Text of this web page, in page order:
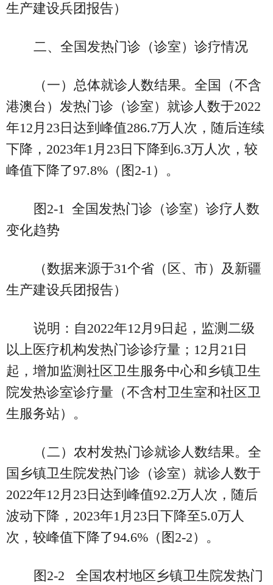
生产建设兵团报告）
二、全国发热门诊（诊室）诊疗情况
（一）总体就诊人数结果。全国（不含
港澳台）发热门诊（诊室）就诊人数于2022
年12月23日达到峰值286.7万人次，随后连续
下降，2023年1月23日下降到6.3万人次，较
峰值下降了97.8%（图2-1）。
图2-1 全国发热门诊（诊室）诊疗人数
变化趋势
（数据来源于31个省（区、市）及新疆
生产建设兵团报告）
说明：自2022年12月9日起，监测二级
以上医疗机构发热门诊诊疗量；12月21日
起，增加监测社区卫生服务中心和乡镇卫生
院发热诊室诊疗量（不含村卫生室和社区卫
生服务站）。
（二）农村发热门诊就诊人数结果。全
国乡镇卫生院发热门诊（诊室）就诊人数于
2022年12月23日达到峰值92.2万人次，随后
波动下降，2023年1月23日下降至5.0万人
次，较峰值下降了94.6%（图2-2）。
图2-2 全国农村地区乡镇卫生院发热门